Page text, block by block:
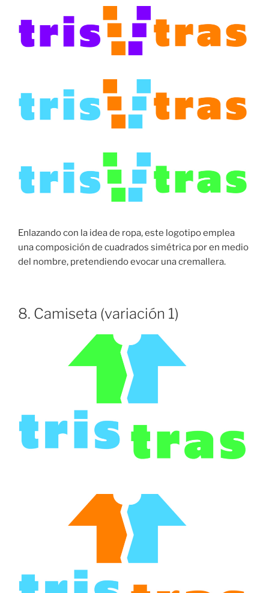
Enlazando con la idea de ropa, este logotipo emplea
una composición de cuadrados simétrica por en medio
del nombre, pretendiendo evocar una cremallera.
8. Camiseta (variación 1)